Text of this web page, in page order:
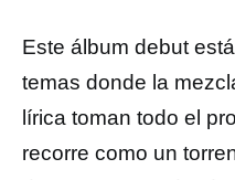
Este álbum debut
temas donde la
lírica toman todo el
recorre como un